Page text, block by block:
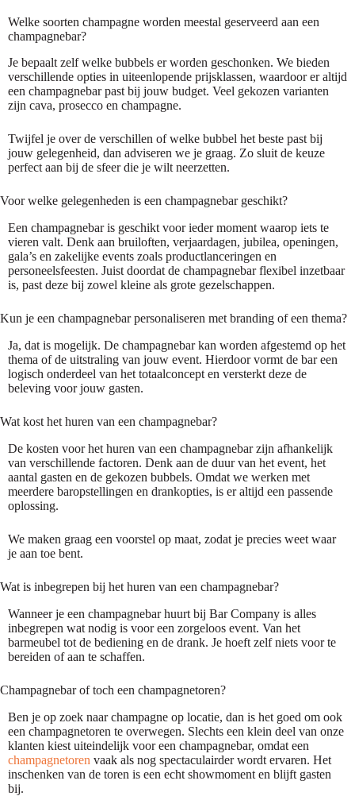
Welke soorten champagne worden meestal geserveerd aan een
champagnebar?
Je bepaalt zelf welke bubbels er worden geschonken. We bieden
verschillende opties in uiteenlopende prijsklassen, waardoor er altijd
een champagnebar past bij jouw budget. Veel gekozen varianten
zijn cava, prosecco en champagne.
Twijfel je over de verschillen of welke bubbel het beste past bij
jouw gelegenheid, dan adviseren we je graag. Zo sluit de keuze
perfect aan bij de sfeer die je wilt neerzetten.
Voor welke gelegenheden is een champagnebar geschikt?
Een champagnebar is geschikt voor ieder moment waarop iets te
vieren valt. Denk aan bruiloften, verjaardagen, jubilea, openingen,
gala’s en zakelijke events zoals productlanceringen en
personeelsfeesten. Juist doordat de champagnebar flexibel inzetbaar
is, past deze bij zowel kleine als grote gezelschappen.
Kun je een champagnebar personaliseren met branding of een thema?
Ja, dat is mogelijk. De champagnebar kan worden afgestemd op het
thema of de uitstraling van jouw event. Hierdoor vormt de bar een
logisch onderdeel van het totaalconcept en versterkt deze de
beleving voor jouw gasten.
Wat kost het huren van een champagnebar?
De kosten voor het huren van een champagnebar zijn afhankelijk
van verschillende factoren. Denk aan de duur van het event, het
aantal gasten en de gekozen bubbels. Omdat we werken met
meerdere baropstellingen en drankopties, is er altijd een passende
oplossing.
We maken graag een voorstel op maat, zodat je precies weet waar
je aan toe bent.
Wat is inbegrepen bij het huren van een champagnebar?
Wanneer je een champagnebar huurt bij Bar Company is alles
inbegrepen wat nodig is voor een zorgeloos event. Van het
barmeubel tot de bediening en de drank. Je hoeft zelf niets voor te
bereiden of aan te schaffen.
Champagnebar of toch een champagnetoren?
Ben je op zoek naar champagne op locatie, dan is het goed om ook
een champagnetoren te overwegen. Slechts een klein deel van onze
klanten kiest uiteindelijk voor een champagnebar, omdat een
champagnetoren vaak als nog spectaculairder wordt ervaren. Het
inschenken van de toren is een echt showmoment en blijft gasten
bij.